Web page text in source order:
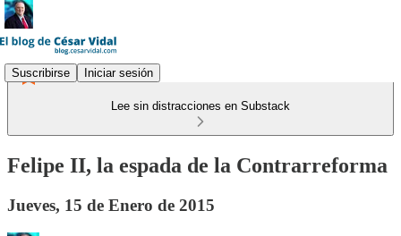
Suscribirse Iniciar sesión
Lee sin distracciones en Substack
Felipe II, la espada de la Contrarreforma
Jueves, 15 de Enero de 2015